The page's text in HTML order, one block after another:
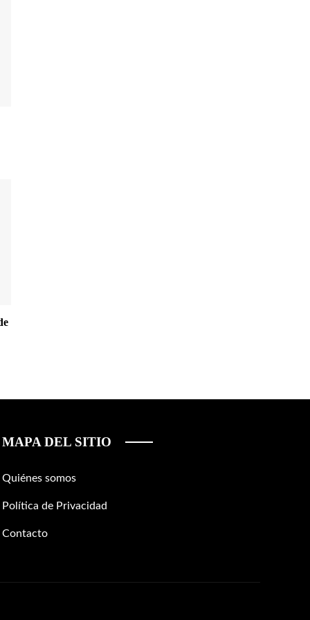
MAPA DEL SITIO
Quiénes somos
Política de Privacidad
Contacto